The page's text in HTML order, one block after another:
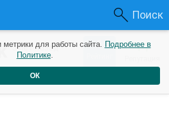
Поиск
5 лет назад 1 +1
для работы сайта. Подробнее в
Политике.
ОК